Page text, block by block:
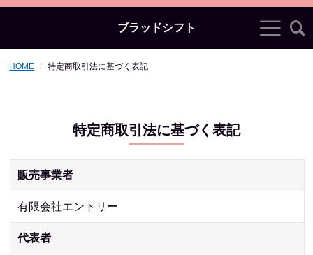
ブラッドシフト
HOME 特定商取引法に基づく表記
特定商取引法に基づく表記
販売事業者
有限会社エントリー
代表者